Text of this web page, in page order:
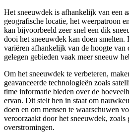
Het sneeuwdek is afhankelijk van een
geografische locatie, het weerpatroon
kan bijvoorbeeld zeer snel een dik
dooi het sneeuwdek kan doen
variëren afhankelijk van de hoogte van
gelegen gebieden vaak meer sneeuw
Om het sneeuwdek te verbeteren,
geavanceerde technologieën zoals
time informatie bieden over de
ervan. Dit stelt hen in staat om
doen en om mensen te waarschuwen
veroorzaakt door het sneeuwdek, zoals
overstromingen.